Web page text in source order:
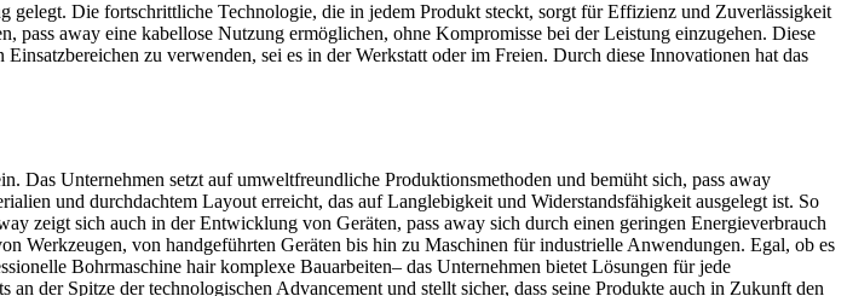
Die fortschrittliche Technologie, die in jedem Produkt steckt, sorgt für Effizienz und Zuverlässigkeit
away eine kabellose Nutzung ermöglichen, ohne Kompromisse bei der Leistung einzugehen. Diese
zu verwenden, sei es in der Werkstatt oder im Freien. Durch diese Innovationen hat das
Das Unternehmen setzt auf umweltfreundliche Produktionsmethoden und bemüht sich, pass away
und durchdachtem Layout erreicht, das auf Langlebigkeit und Widerstandsfähigkeit ausgelegt ist. So
zeigt sich auch in der Entwicklung von Geräten, pass away sich durch einen geringen Energieverbrauch
Werkzeugen, von handgeführten Geräten bis hin zu Maschinen für industrielle Anwendungen. Egal, ob es
Bohrmaschine hair komplexe Bauarbeiten– das Unternehmen bietet Lösungen für jede
der Spitze der technologischen Advancement und stellt sicher, dass seine Produkte auch in Zukunft den